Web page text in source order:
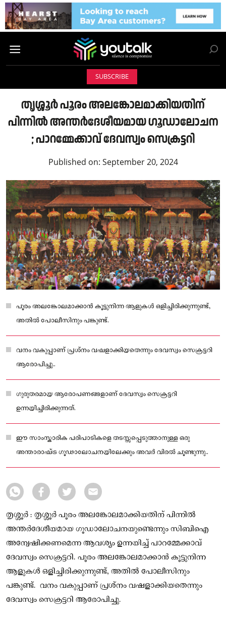
SUBSCRIBE
തൃശ്ശൂർ പൂരം അലങ്കോലമാക്കിയതിന്
പിന്നില്‍ അന്തർദേശീയമായ ഗൂഡാലോചന
; പാറമ്മേക്കാവ് ദേവസ്വം സെക്രട്ടറി
Published on: September 20, 2024
പൂരം അലങ്കോലമാക്കാൻ കൂട്ടുനിന്ന ആളുകള്‍ ഒളിച്ചിരിക്കുന്നുണ്ട്,
അതിൽ പോലീസിനും പങ്കുണ്ട്.
വനം വകുപ്പാണ് പ്രശ്നം വഷളാക്കിയതെന്നും ദേവസ്വം സെക്രട്ടറി
ആരോപിച്ചു..
ഗുരുതരമായ ആരോപണങ്ങളാണ് ദേവസ്വം സെക്രട്ടറി
ഉന്നയിച്ചിരിക്കുന്നത്.
ഈ സാംസ്കാരിക പരിപാടികളെ തടസ്സപ്പെടുത്താനുള്ള ഒരു
അന്താരാഷ്ട്ര ഗൂഢാലോചനയിലേക്കും അവർ വിരൽ ചൂണ്ടുന്നു..
തൃശ്ശൂര്‍ : തൃശ്ശൂർ പൂരം അലങ്കോലമാക്കിയതിന് പിന്നില്‍
അന്തർദേശീയമായ ഗൂഡാലോചനയുണ്ടെന്നും സിബിഐ
അന്വേഷിക്കണമെന്ന ആവശ്യം ഉന്നയിച്ച് പാറമ്മേക്കാവ്
ദേവസ്വം സെക്രട്ടറി. പൂരം അലങ്കോലമാക്കാൻ കൂട്ടുനിന്ന
ആളുകള്‍ ഒളിച്ചിരിക്കുന്നുണ്ട്, അതിൽ പോലീസിനും
പങ്കുണ്ട്. വനം വകുപ്പാണ് പ്രശ്നം വഷളാക്കിയതെന്നും
ദേവസ്വം സെക്രട്ടറി ആരോപിച്ചു.